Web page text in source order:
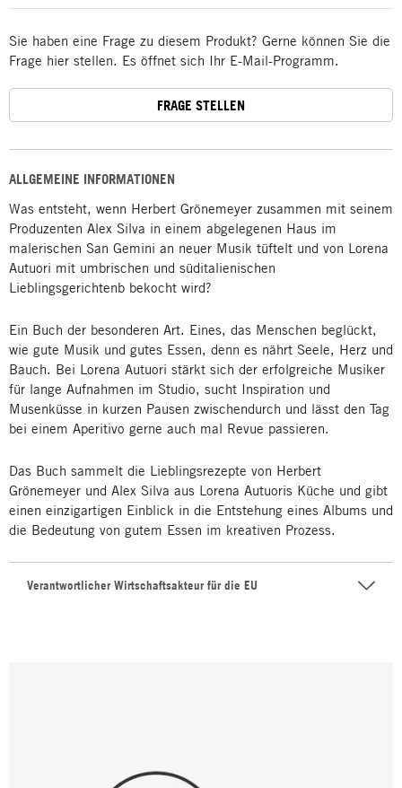
ALLGEMEINE INFORMATIONEN
Was entsteht, wenn Herbert Grönemeyer zusammen mit seinem
Produzenten Alex Silva in einem abgelegenen Haus im
malerischen San Gemini an neuer Musik tüftelt und von Lorena
Autuori mit umbrischen und süditalienischen
Lieblingsgerichtenb bekocht wird?
Ein Buch der besonderen Art. Eines, das Menschen beglückt,
wie gute Musik und gutes Essen, denn es nährt Seele, Herz und
Bauch. Bei Lorena Autuori stärkt sich der erfolgreiche Musiker
für lange Aufnahmen im Studio, sucht Inspiration und
Musenküsse in kurzen Pausen zwischendurch und lässt den Tag
bei einem Aperitivo gerne auch mal Revue passieren.
Das Buch sammelt die Lieblingsrezepte von Herbert
Grönemeyer und Alex Silva aus Lorena Autuoris Küche und gibt
einen einzigartigen Einblick in die Entstehung eines Albums und
die Bedeutung von gutem Essen im kreativen Prozess.
Verantwortlicher Wirtschaftsakteur für die EU
Sie haben eine Frage zu diesem Produkt? Gerne können Sie die
Frage hier stellen. Es öffnet sich Ihr E-Mail-Programm.
FRAGE STELLEN